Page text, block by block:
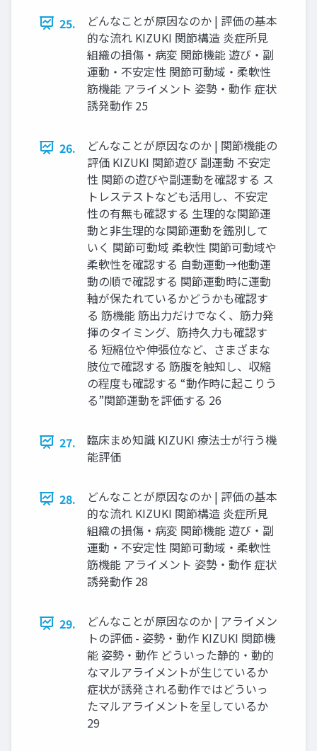
25.
どんなことが原因なのか | 評価の基本
的な流れ KIZUKI 関節構造 炎症所見
組織の損傷・病変 関節機能 遊び・副
運動・不安定性 関節可動域・柔軟性
筋機能 アライメント 姿勢・動作 症状
誘発動作 25
26.
どんなことが原因なのか | 関節機能の
評価 KIZUKI 関節遊び 副運動 不安定
性 関節の遊びや副運動を確認する ス
トレステストなども活用し、不安定
性の有無も確認する 生理的な関節運
動と非生理的な関節運動を鑑別して
いく 関節可動域 柔軟性 関節可動域や
柔軟性を確認する 自動運動→他動運
動の順で確認する 関節運動時に運動
軸が保たれているかどうかも確認す
る 筋機能 筋出力だけでなく、筋力発
揮のタイミング、筋持久力も確認す
る 短縮位や伸張位など、さまざまな
肢位で確認する 筋腹を触知し、収縮
の程度も確認する “動作時に起こりう
る”関節運動を評価する 26
27.
臨床まめ知識 KIZUKI 療法士が行う機
能評価
28.
どんなことが原因なのか | 評価の基本
的な流れ KIZUKI 関節構造 炎症所見
組織の損傷・病変 関節機能 遊び・副
運動・不安定性 関節可動域・柔軟性
筋機能 アライメント 姿勢・動作 症状
誘発動作 28
29.
どんなことが原因なのか | アライメン
トの評価 - 姿勢・動作 KIZUKI 関節機
能 姿勢・動作 どういった静的・動的
なマルアライメントが生じているか
症状が誘発される動作ではどういっ
たマルアライメントを呈しているか
29